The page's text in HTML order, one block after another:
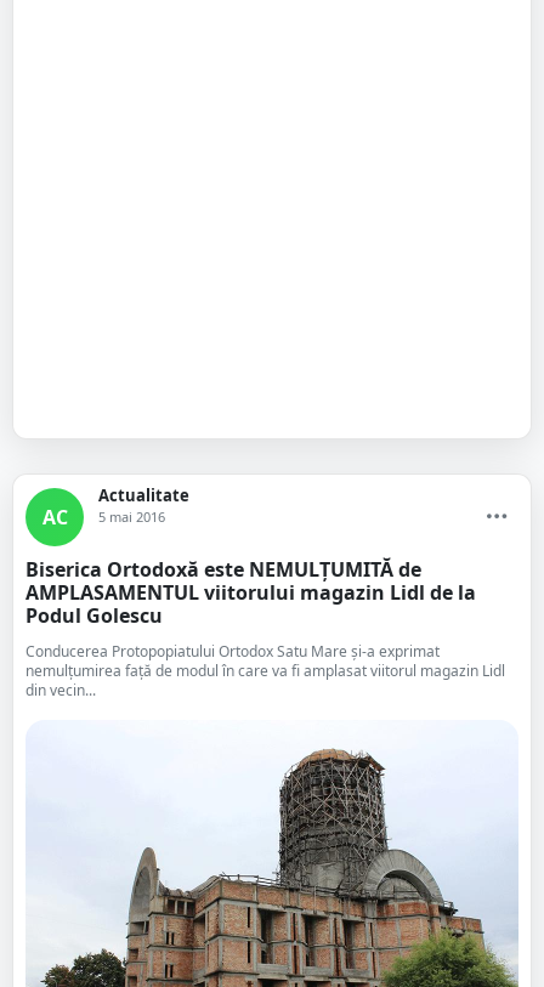
AC
Actualitate
5 mai 2016
Biserica Ortodoxă este NEMULȚUMITĂ de
AMPLASAMENTUL viitorului magazin Lidl de la
Podul Golescu
Conducerea Protopopiatului Ortodox Satu Mare și-a exprimat
nemulțumirea față de modul în care va fi amplasat viitorul magazin Lidl
din vecin...